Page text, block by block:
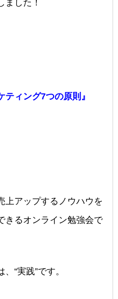
ました！
ティング7つの原則』
上アップするノウハウを
きるオンライン勉強会で
“実践”です。